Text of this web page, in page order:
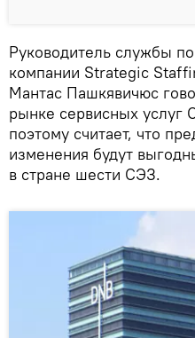
Руководитель службы
компании Strategic
Мантас Пашкявичюс
рынке сервисных
поэтому считает, что
изменения будут
в стране шести СЭЗ.